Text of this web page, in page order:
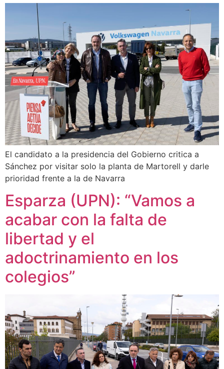
El candidato a la presidencia del Gobierno critica a
Sánchez por visitar solo la planta de Martorell y darle
prioridad frente a la de Navarra
Esparza (UPN): “Vamos a
acabar con la falta de
libertad y el
adoctrinamiento en los
colegios”